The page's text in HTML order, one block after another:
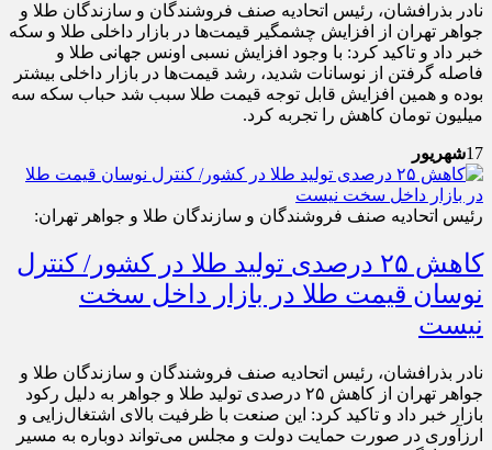
نادر بذرافشان، رئیس اتحادیه صنف فروشندگان و سازندگان طلا و
جواهر تهران از افزایش چشمگیر قیمت‌ها در بازار داخلی طلا و سکه
خبر داد و تاکید کرد: با وجود افزایش نسبی اونس جهانی طلا و
فاصله گرفتن از نوسانات شدید، رشد قیمت‌ها در بازار داخلی بیشتر
بوده و همین افزایش قابل توجه قیمت طلا سبب شد حباب سکه سه
میلیون تومان کاهش را تجربه کرد.
17شهریور
رئیس اتحادیه صنف فروشندگان و سازندگان طلا و جواهر تهران:
کاهش ۲۵ درصدی تولید طلا در کشور/ کنترل
نوسان قیمت طلا در بازار داخل سخت
نیست
نادر بذرافشان، رئیس اتحادیه صنف فروشندگان و سازندگان طلا و
جواهر تهران از کاهش ۲۵ درصدی تولید طلا و جواهر به دلیل رکود
بازار خبر داد و تاکید کرد: این صنعت با ظرفیت بالای اشتغال‌زایی و
ارزآوری در صورت حمایت دولت و مجلس می‌تواند دوباره به مسیر